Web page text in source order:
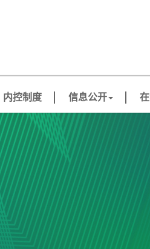
内控制度 信息公开